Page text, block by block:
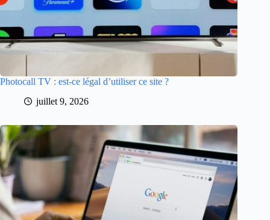
Photocall TV : est-ce légal d’utiliser ce site ?
juillet 9, 2026